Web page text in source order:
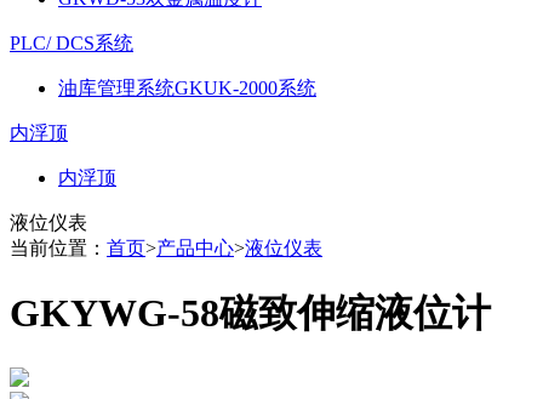
PLC/ DCS系统
油库管理系统GKUK-2000系统
内浮顶
内浮顶
液位仪表
当前位置： 首页>产品中心>液位仪表
GKYWG-58磁致伸缩液位计